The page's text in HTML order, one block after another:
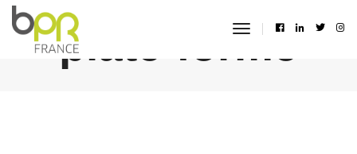
toggle
plate-forme